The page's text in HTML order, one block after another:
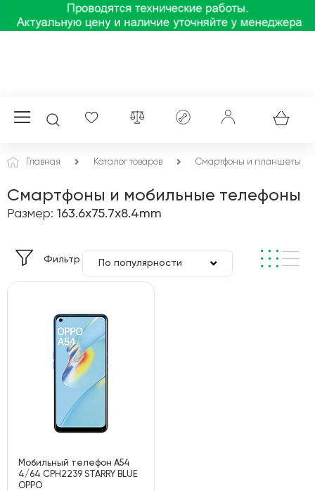
Главная Каталог товаров Смартфоны и планшеты
Смартфоны и мобильные телефоны
Размер: 163.6x75.7x8.4mm
Фильтр
По алфавиту
По популярности
Мобильный телефон A54
4/64 CPH2239 STARRY BLUE
OPPO